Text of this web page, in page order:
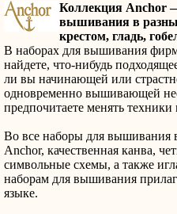
Коллекция Anchor
вышивания в
крестом, гладь,
В наборах для вышивания
найдете, что-нибудь
ли вы начинающей или
одновременно вышивающей
предпочитаете менять
Во все наборы для вышивания
Anchor, качественная канва,
символьные схемы, а также
наборам для вышивания
языке.